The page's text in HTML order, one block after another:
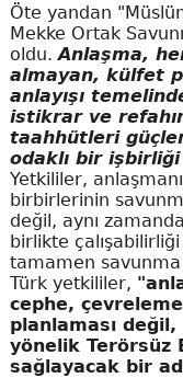
Öte yandan
Mekke Ortak
oldu.Anlaşma,
almayan, külfet
anlayışı
istikrar ve
taahhütleri
odaklı bir
Yetkililer,
birbirlerinin
değil, aynı
birlikte
tamamen savunma
Türk yetkililer,
cephe,
planlaması
yönelik Terörsüz
sağlayacak bir